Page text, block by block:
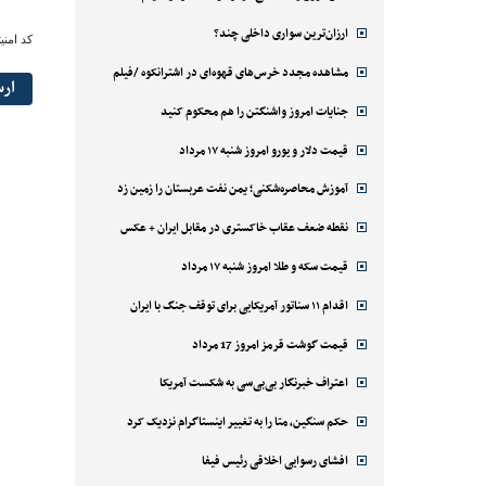
ارزان‌ترین سواری داخلی چند؟
مشاهده مجدد خرس‌های قهوه‌ای در اشترانکوه /فیلم
جنایات امروز واشنگتن را هم محکوم کنید
قیمت دلار و یورو امروز شنبه ۱۷ مرداد
آموزش محاصره‌شکنی؛ یمن نفت عربستان را زمین زد
نقطه ضعف عقاب خاکستری در مقابل ایران + عکس
قیمت سکه و طلا امروز شنبه ۱۷ مرداد
اقدام ۱۱ سناتور آمریکایی برای توقف جنگ با ایران
قیمت گوشت قرمز امروز 17 مرداد
اعتراف خبرنگار بی‌بی‌سی به شکست آمریکا
حکم سنگین، متا را به تغییر اینستاگرام نزدیک کرد
افشای رسوایی اخلاقی رئیس فیفا
کد